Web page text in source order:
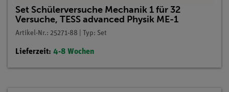
Set Schülerversuche Mechanik 1 für 32
Versuche, TESS advanced Physik ME-1
Artikel-Nr.: 25271-88 | Typ: Set
Lieferzeit: 4-8 Wochen